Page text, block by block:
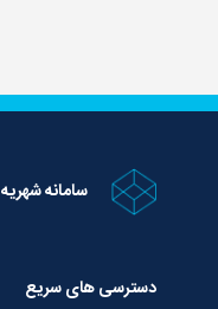
سامانه شهریه
دسترسی های سریع